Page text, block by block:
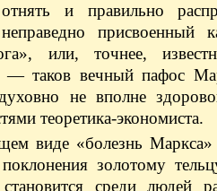
и правильно
присвоенный
или, точнее,
— таков вечный пафос
не вполне
теоретика-экономиста.
виде «болезнь Маркса»
золотому
среди людей